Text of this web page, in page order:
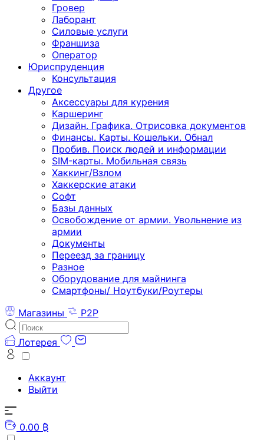
Гровер
Лаборант
Силовые услуги
Франшиза
Оператор
Юриспруденция
Консультация
Другoе
Аксессуары для курения
Каршеринг
Дизайн. Графика. Отрисовка документов
Финансы. Карты. Кошельки. Обнал
Пробив. Поиск людей и информации
SIM-карты. Мобильная связь
Хаккинг/Взлом
Хаккерские атаки
Софт
Базы данных
Освобождение от армии. Увольнение из
армии
Документы
Переезд за границу
Разное
Оборудование для майнинга
Смартфоны/ Ноутбуки/Роутеры
Магазины
P2P
Лотерея
Аккаунт
Выйти
0.00 ₿